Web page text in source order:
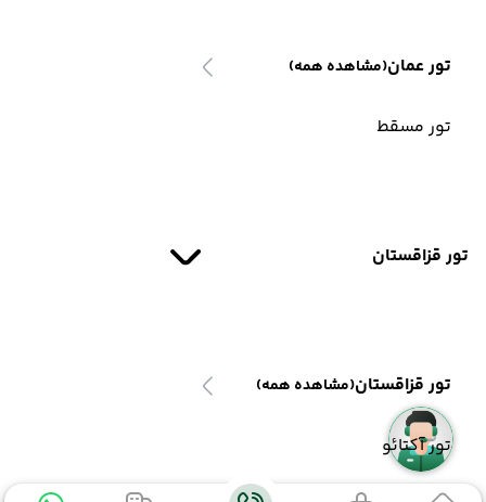
تور عمان(مشاهده همه)
تور مسقط
تور قزاقستان
تور قزاقستان(مشاهده همه)
تور آکتائو